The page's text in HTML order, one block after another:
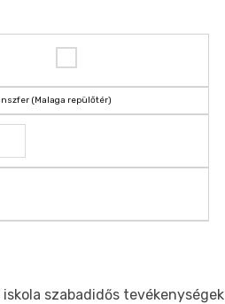
(Malaga repülőtér)
szabadidős tevékenységek